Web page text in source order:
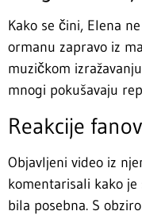
Kako se čini, Elena
ormanu zapravo iz
muzičkom
mnogi pokušavaju
Reakcije
Objavljeni video iz
komentarisali kako
bila posebna. S